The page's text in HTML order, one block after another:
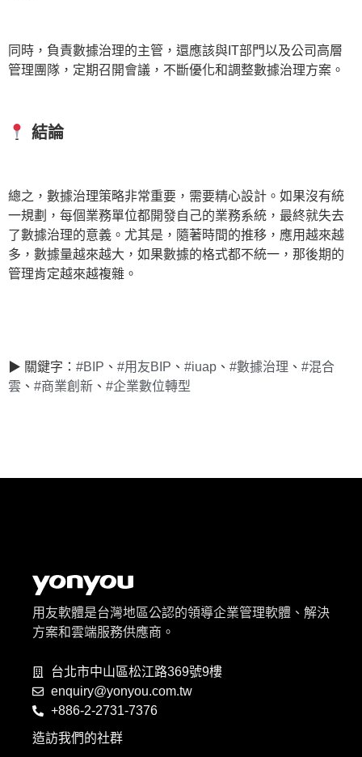
同時，負責數據治理的主管，還應該與IT部門以及公司高層
管理團隊，定期召開會議，不斷優化和調整數據治理方案。
結論
總之，數據治理策略非常重要，需要精心設計。如果沒有統
一規劃，每個業務單位都開發自己的業務系統，最終就失去
了數據治理的意義。尤其是，隨著時間的推移，應用越來越
多，數據量越來越大，如果數據的格式都不統一，那後期的
管理肯定越來越複雜。
▶ 關鍵字： #BIP 、 #用友BIP 、 #iuap 、 #數據治理 、 #混合
雲 、 #商業創新 、 #企業數位轉型
用友軟體是台灣地區公認的領導企業管理軟體、解決
方案和雲端服務供應商。
台北市中山區松江路369號9樓
enquiry@yonyou.com.tw
+886-2-2731-7376
造訪我們的社群